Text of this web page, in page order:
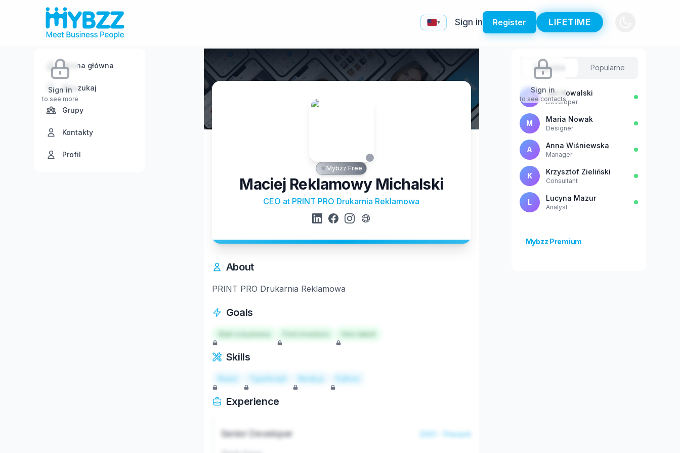
▾ Sign in Register LIFETIME
Sign in
to see more
Strona główna
Wyszukaj
Grupy
Kontakty
Profil
Mybzz Free
Maciej Reklamowy Michalski
CEO at PRINT PRO Drukarnia Reklamowa
About
PRINT PRO Drukarnia Reklamowa
Goals
Start a business Hire talent
Skills
React TypeScript Node.js Python
Experience
Senior Developer 2021 - Present
Sign in
to see contacts
Sugestie Popularne
J Jan Kowalski
Developer
M Maria Nowak
Designer
A Anna Wiśniewska
Manager
K Krzysztof Zieliński
Consultant
L Lucyna Mazur
Analyst
Mybzz Premium